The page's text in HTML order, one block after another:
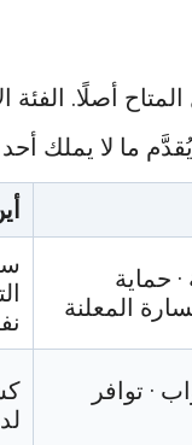
أصلًا. الفئة
يُقدَّم ما لا
حماية
المعلنة
· توافر